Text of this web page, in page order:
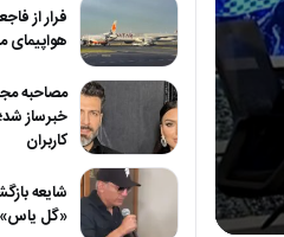
فرار از
هواپیمای
مصاحبه
خبرساز
کاربران
شایعه
«گل